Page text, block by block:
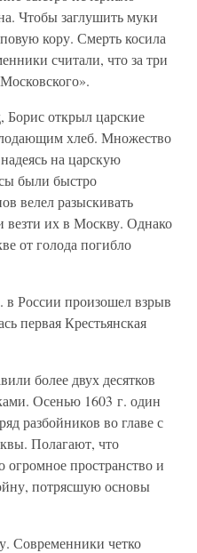
Чтобы заглушить муки
кору. Смерть косила
считали, что за три
Борис открыл царские
хлеб. Множество
на царскую
были быстро
велел разыскивать
везти их в Москву. Однако
от голода погибло
в России произошел взрыв
первая Крестьянская
более двух десятков
Осенью 1603 г. один
разбойников во главе с
Полагают, что
огромное пространство и
потрясшую основы
Современники четко